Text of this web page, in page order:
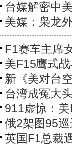
台媒解密中
美媒：枭龙
F1赛车主席
美F15鹰式
新《美对台
台湾成冤大
911虚惊：
俄2架图95
英国F1总裁